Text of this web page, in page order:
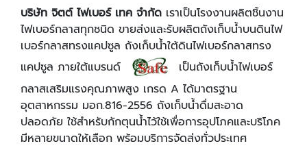
บริษัท จิตต์ ไฟเบอร์ เทค จำกัด เราเป็นโรงงานผลิตชิ้นงาน
ไฟเบอร์กลาสทุกชนิด ขายส่งและรับผลิตถังเก็บน้ำบนดินไฟ
เบอร์กลาสทรงแคปซูล ถังเก็บน้ำใต้ดินไฟเบอร์กลาสทรง
แคปซูล ภายใต้แบรนด์
เป็นถังเก็บน้ำไฟเบอร์
กลาสเสริมแรงคุณภาพสูง เกรด A ได้มาตรฐาน
อุตสาหกรรม มอก.816-2556 ถังเก็บน้ำดื่มสะอาด
ปลอดภัย ใช้สำหรับกักตุนน้ำไว้ใช้เพื่อการอุปโภคและบริโภค
มีหลายขนาดให้เลือก พร้อมบริการจัดส่งทั่วประเทศ